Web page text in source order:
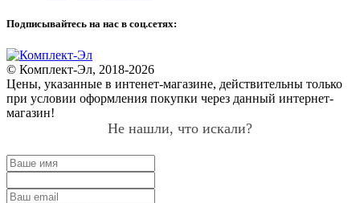
Подписывайтесь на нас в соц.сетях:
© Комплект-Эл, 2018-2026
Цены, указанные в интенет-магазине, действительны только
при условии оформления покупки через данный интернет-
магазин!
Не нашли, что искали?